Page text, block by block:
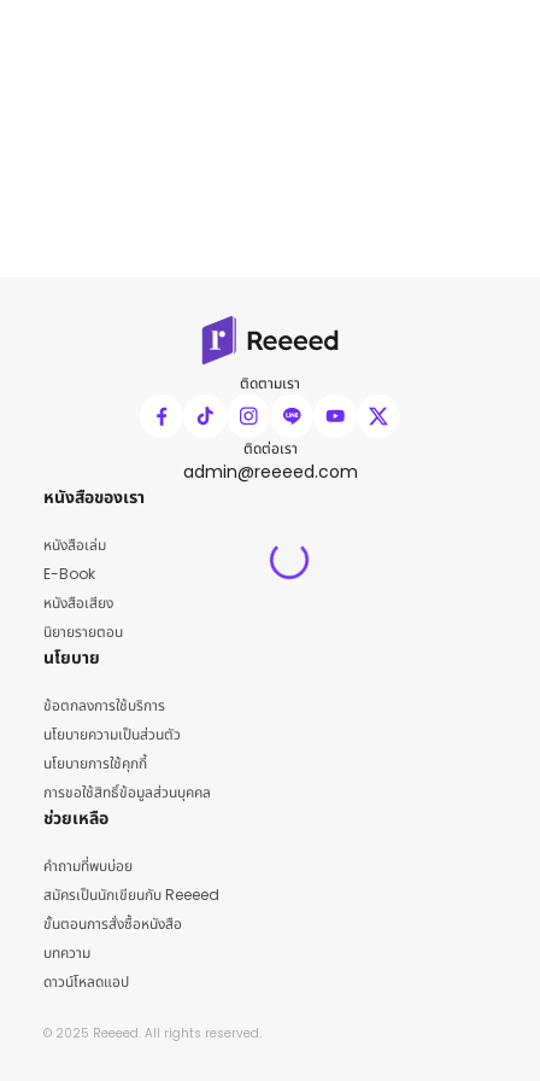
ติดตามเรา
ติดต่อเรา
admin@reeeed.com
หนังสือของเรา
หนังสือเล่ม
E-Book
หนังสือเสียง
นิยายรายตอน
นโยบาย
ข้อตกลงการใช้บริการ
นโยบายความเป็นส่วนตัว
นโยบายการใช้คุกกี้
การขอใช้สิทธิ์ข้อมูลส่วนบุคคล
ช่วยเหลือ
คำถามที่พบบ่อย
สมัครเป็นนักเขียนกับ Reeeed
ขั้นตอนการสั่งซื้อหนังสือ
บทความ
ดาวน์โหลดแอป
© 2025 Reeeed. All rights reserved.